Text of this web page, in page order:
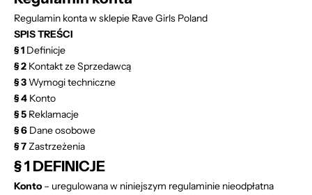
Regulamin konta w sklepie Rave Girls Poland
SPIS TREŚCI
§ 1 Definicje
§ 2 Kontakt ze Sprzedawcą
§ 3Wymogi techniczne
§ 4 Konto
§ 5 Reklamacje
§ 6 Dane osobowe
§ 7Zastrzeżenia
§ 1 DEFINICJE
Konto – uregulowana w niniejszym regulaminie nieodpłatna